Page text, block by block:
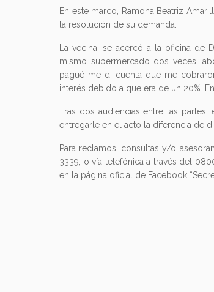
En este marco, Ramona Beatriz
la resolución de su demanda.
La vecina, se acercó a la oficina de
mismo supermercado dos veces,
pagué me di cuenta que me
interés debido a que era de un 20%.
Tras dos audiencias entre las
entregarle en el acto la diferencia de
Para reclamos, consultas y/o
3339, o vía telefónica a través del
en la página oficial de Facebook